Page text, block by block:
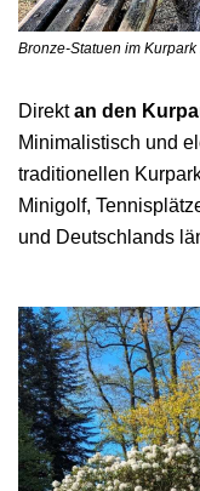
Bronze-Statuen im Kurpark
Direktan den
Minimalistisch und
traditionellen
Minigolf,
und Deutschlands